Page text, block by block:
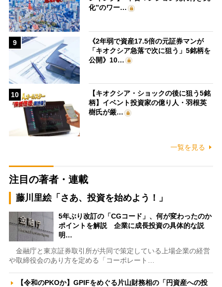
化”のワー…
9
《2年弱で資産17.5倍の元証券マンが
「キオクシア急落で次に狙う」5銘柄を
公開》10…
10
【キオクシア・ショックの後に狙う5銘
柄】イベント投資家の億り人・羽根英
樹氏が厳…
一覧を見る
注目の著者・連載
藤川里絵「さあ、投資を始めよう！」
5年ぶり改訂の「CGコード」、何が変わったのか
ポイントを解説 企業に成長投資の具体的な説
明…
金融庁と東京証券取引所が共同で策定している上場企業の経営
や取締役会のあり方を定める「コーポレート…
【令和のPKOか】GPIFをめぐる片山財務相の「円資産への投